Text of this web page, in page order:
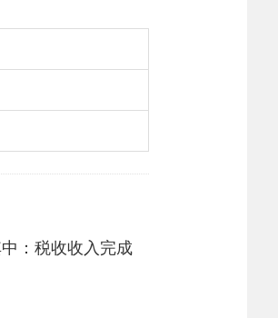
：税收收入完成